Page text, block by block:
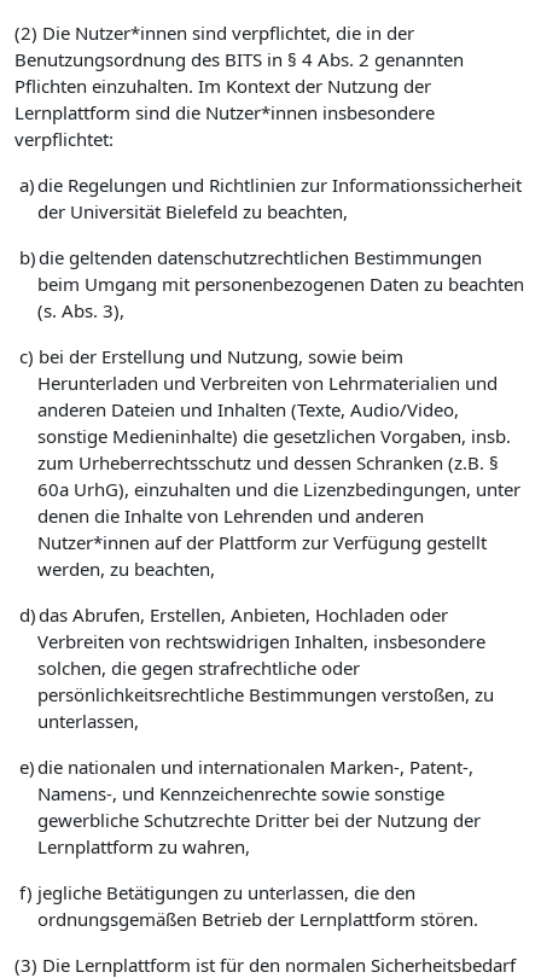
(2) Die Nutzer*innen sind verpflichtet, die in der
Benutzungsordnung des BITS in § 4 Abs. 2 genannten
Pflichten einzuhalten. Im Kontext der Nutzung der
Lernplattform sind die Nutzer*innen insbesondere
verpflichtet:
a)die Regelungen und Richtlinien zur Informationssicherheit
der Universität Bielefeld zu beachten,
b)die geltenden datenschutzrechtlichen Bestimmungen
beim Umgang mit personenbezogenen Daten zu beachten
(s. Abs. 3),
c) bei der Erstellung und Nutzung, sowie beim
Herunterladen und Verbreiten von Lehrmaterialien und
anderen Dateien und Inhalten (Texte, Audio/Video,
sonstige Medieninhalte) die gesetzlichen Vorgaben, insb.
zum Urheberrechtsschutz und dessen Schranken (z.B. §
60a UrhG), einzuhalten und die Lizenzbedingungen, unter
denen die Inhalte von Lehrenden und anderen
Nutzer*innen auf der Plattform zur Verfügung gestellt
werden, zu beachten,
d)das Abrufen, Erstellen, Anbieten, Hochladen oder
Verbreiten von rechtswidrigen Inhalten, insbesondere
solchen, die gegen strafrechtliche oder
persönlichkeitsrechtliche Bestimmungen verstoßen, zu
unterlassen,
e)die nationalen und internationalen Marken-, Patent-,
Namens-, und Kennzeichenrechte sowie sonstige
gewerbliche Schutzrechte Dritter bei der Nutzung der
Lernplattform zu wahren,
f) jegliche Betätigungen zu unterlassen, die den
ordnungsgemäßen Betrieb der Lernplattform stören.
(3) Die Lernplattform ist für den normalen Sicherheitsbedarf